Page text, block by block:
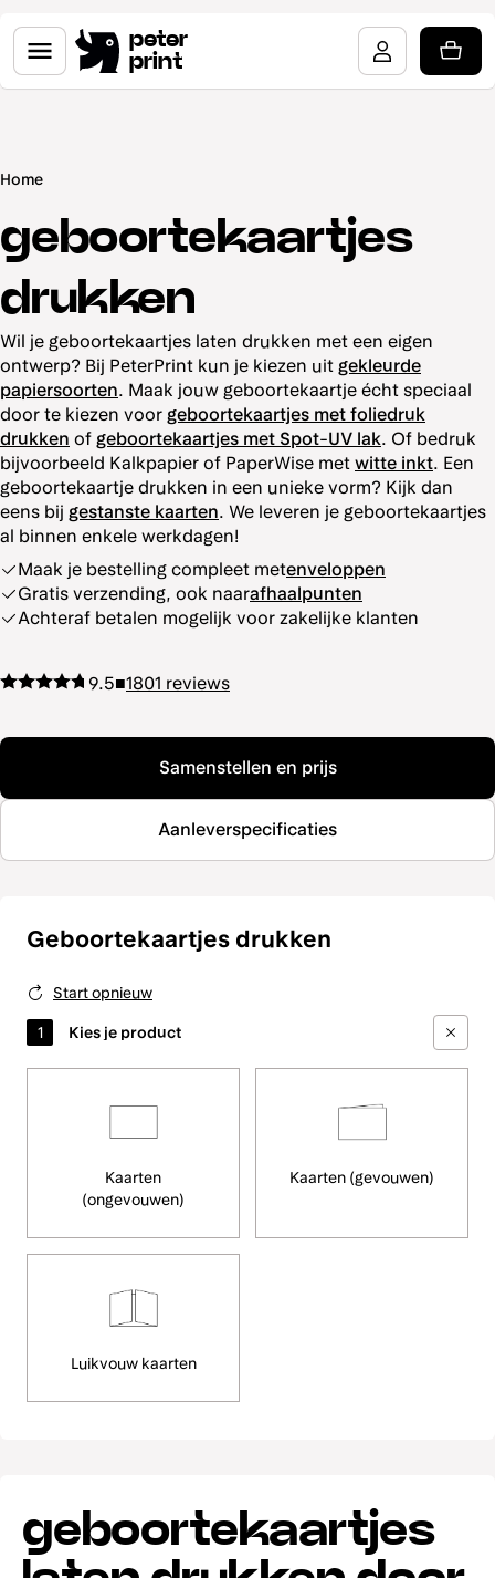
peter
print
Home
geboortekaartjes
drukken
Wil je geboortekaartjes laten drukken met een eigen
ontwerp? Bij PeterPrint kun je kiezen uit gekleurde
papiersoorten. Maak jouw geboortekaartje écht speciaal
door te kiezen voor geboortekaartjes met foliedruk
drukken of geboortekaartjes met Spot-UV lak. Of bedruk
bijvoorbeeld Kalkpapier of PaperWise met witte inkt. Een
geboortekaartje drukken in een unieke vorm? Kijk dan
eens bij gestanste kaarten. We leveren je geboortekaartjes
al binnen enkele werkdagen!
Maak je bestelling compleet metenveloppen
Gratis verzending, ook naarafhaalpunten
Achteraf betalen mogelijk voor zakelijke klanten
9.5■1801 reviews
Samenstellen en prijs
Aanleverspecificaties
Geboortekaartjes drukken
Start opnieuw
Kaarten
(ongevouwen)
Kaarten (gevouwen)
Luikvouw kaarten
geboortekaartjes